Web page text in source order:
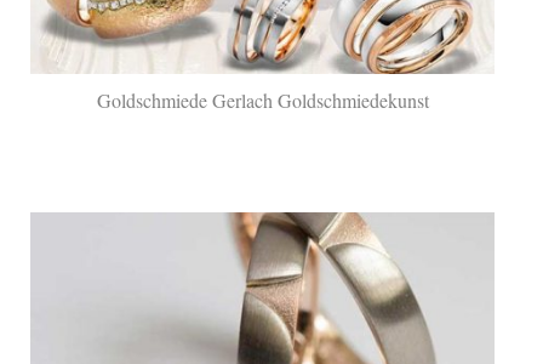
Goldschmiede Gerlach Goldschmiedekunst